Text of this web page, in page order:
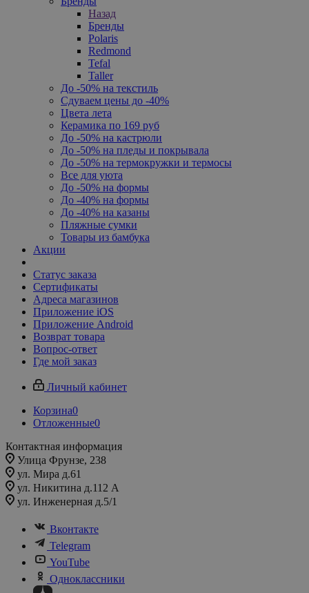
Назад
Бренды
Polaris
Redmond
Tefal
Taller
До -50% на текстиль
Сдуваем цены до -40%
Цвета лета
Керамика по 169 руб
До -50% на кастрюли
До -50% на пледы и покрывала
До -50% на термокружки и термосы
Все для уюта
До -50% на формы
До -40% на формы
До -40% на казаны
Пляжные сумки
Товары из бамбука
Акции
Статус заказа
Сертификаты
Адреса магазинов
Приложение iOS
Приложение Android
Возврат товара
Вопрос-ответ
Где мой заказ
Личный кабинет
Корзина0
Отложенные0
Контактная информация
Улица Фрунзе, 238​
ул. Мира д.61
ул. Никитина д.112 А
ул. Инженерная д.5/1
Вконтакте
Telegram
YouTube
Одноклассники